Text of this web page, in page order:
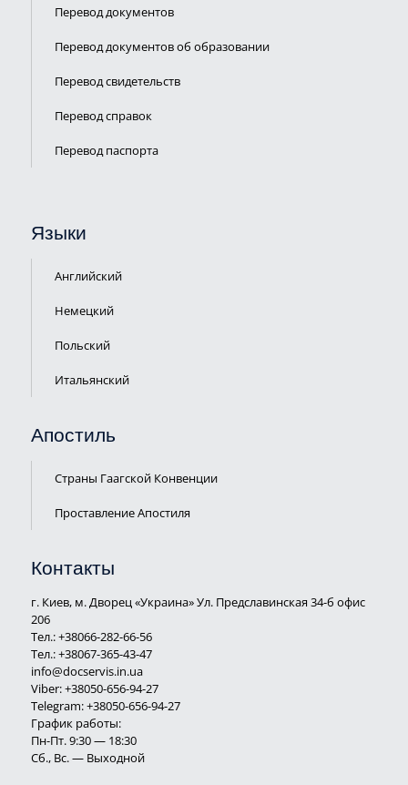
Перевод документов
Перевод документов об образовании
Перевод свидетельств
Перевод справок
Перевод паспорта
Языки
Английский
Немецкий
Польский
Итальянский
Апостиль
Страны Гаагской Конвенции
Проставление Апостиля
Контакты
г. Киев, м. Дворец «Украина» Ул. Предславинская 34-б офис
206
Тел.:+38066-282-66-56
Тел.:+38067-365-43-47
info@docservis.in.ua
Viber: +38050-656-94-27
Telegram: +38050-656-94-27
График работы:
Пн-Пт. 9:30 — 18:30
Сб., Вс. — Выходной
ВАМ?